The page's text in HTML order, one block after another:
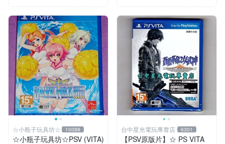
☆小瓶子玩具坊☆ 10088
☆小瓶子玩具坊☆PSV (VITA)
台中星光電玩專賣店 6301
【PSV原版片】☆ PS VITA